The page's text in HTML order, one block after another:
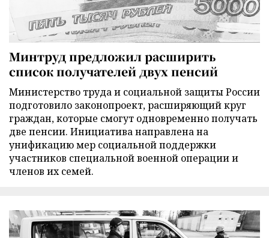
Минтруд предложил расширить
список получателей двух пенсий
Министерство труда и социальной защиты России
подготовило законопроект, расширяющий круг
граждан, которые смогут одновременно получать
две пенсии. Инициатива направлена на
унификацию мер социальной поддержки
участников специальной военной операции и
членов их семей.